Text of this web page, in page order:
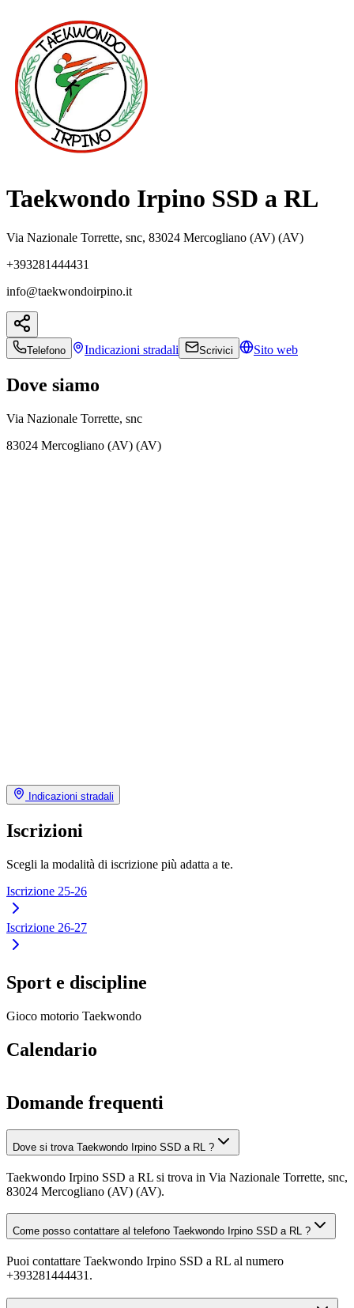
Taekwondo Irpino SSD a RL
Via Nazionale Torrette, snc, 83024 Mercogliano (AV) (AV)
+393281444431
info@taekwondoirpino.it
Telefono Indicazioni stradali Scrivici Sito web
Dove siamo
Via Nazionale Torrette, snc
83024 Mercogliano (AV) (AV)
Indicazioni stradali
Iscrizioni
Scegli la modalità di iscrizione più adatta a te.
Iscrizione 25-26
Iscrizione 26-27
Sport e discipline
Gioco motorio Taekwondo
Calendario
Domande frequenti
Dove si trova Taekwondo Irpino SSD a RL ?
Taekwondo Irpino SSD a RL si trova in Via Nazionale Torrette, snc,
83024 Mercogliano (AV) (AV).
Come posso contattare al telefono Taekwondo Irpino SSD a RL ?
Puoi contattare Taekwondo Irpino SSD a RL al numero
+393281444431.